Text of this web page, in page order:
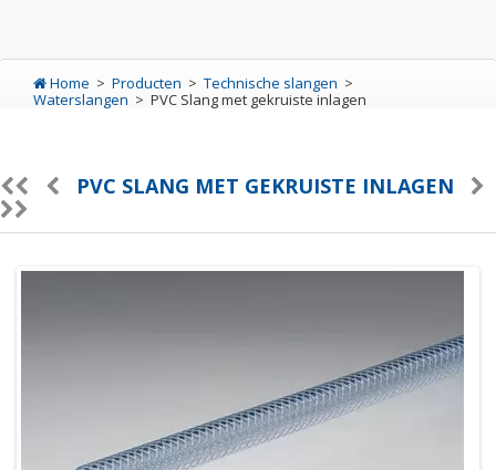
Home Producten
Technische slangen
Waterslangen
PVC Slang met gekruiste inlagen
PVC SLANG MET GEKRUISTE INLAGEN